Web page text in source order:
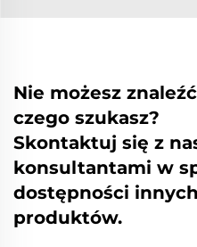
Nie możesz
czego szukasz?
Skontaktuj się z
konsultantami w
dostępności innych
produktów.